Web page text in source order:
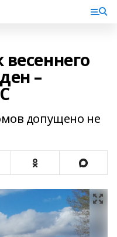
–
допущено не